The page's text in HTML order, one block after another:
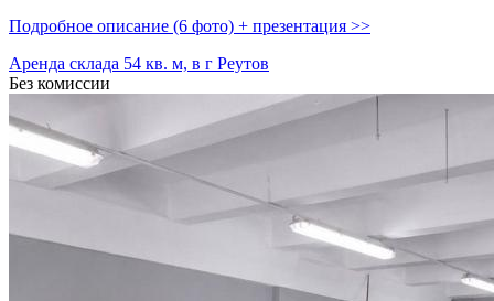
Подробное описание (6 фото) + презентация >>
Аренда склада 54 кв. м, в г Реутов
Без комиссии